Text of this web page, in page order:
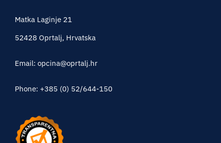
Matka Laginje 21
52428 Oprtalj, Hrvatska
Email: opcina@oprtalj.hr
Phone: +385 (0) 52/644-150